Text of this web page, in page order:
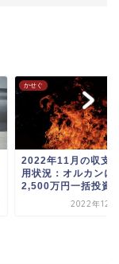
かせぐ
2022年11月の収支
用状況：オルカンに
2,500万円一括投資
2022年12